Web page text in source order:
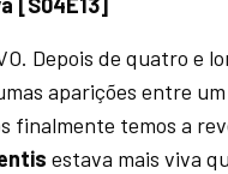
Depois de quatro e
aparições entre
finalmente temos a
estava mais viva